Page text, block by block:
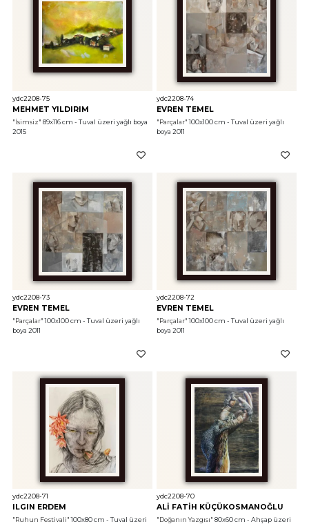
ydc2208-75
MEHMET YILDIRIM
"İsimsiz" 89x116 cm - Tuval üzeri yağlı boya
2015
ydc2208-74
EVREN TEMEL
"Parçalar" 100x100 cm - Tuval üzeri yağlı
boya 2011
ydc2208-73
EVREN TEMEL
"Parçalar" 100x100 cm - Tuval üzeri yağlı
boya 2011
ydc2208-72
EVREN TEMEL
"Parçalar" 100x100 cm - Tuval üzeri yağlı
boya 2011
ydc2208-71
ILGIN ERDEM
"Ruhun Festivali" 100x80 cm - Tuval üzeri
ydc2208-70
ALİ FATİH KÜÇÜKOSMANOĞLU
"Doğanın Yazgısı" 80x60 cm - Ahşap üzeri